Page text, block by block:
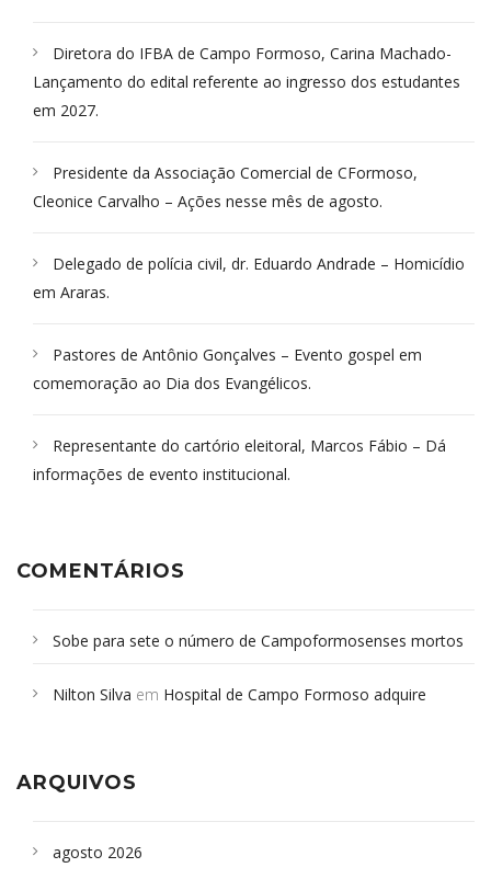
Diretora do IFBA de Campo Formoso, Carina Machado-
Lançamento do edital referente ao ingresso dos estudantes
em 2027.
Presidente da Associação Comercial de CFormoso,
Cleonice Carvalho – Ações nesse mês de agosto.
Delegado de polícia civil, dr. Eduardo Andrade – Homicídio
em Araras.
Pastores de Antônio Gonçalves – Evento gospel em
comemoração ao Dia dos Evangélicos.
Representante do cartório eleitoral, Marcos Fábio – Dá
informações de evento institucional.
COMENTÁRIOS
Sobe para sete o número de Campoformosenses mortos
Campoformosenses que morreram em desabamentos são
Nilton Silva em Hospital de Campo Formoso adquire
ARQUIVOS
agosto 2026